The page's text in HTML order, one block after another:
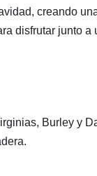
creando
disfrutar junto
Burley y